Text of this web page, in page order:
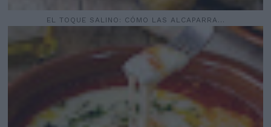
EL TOQUE SALINO: CÓMO LAS ALCAPARRA...